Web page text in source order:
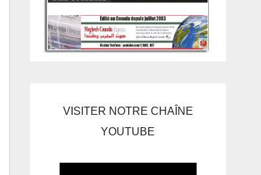
VISITER NOTRE CHAÎNE
YOUTUBE